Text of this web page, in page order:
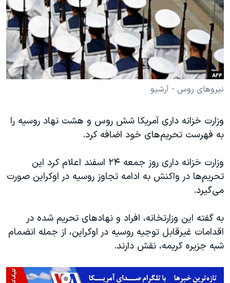
فرهنگ و زندگی
حقوق شهروندی
اقتصادی
علم و فناوری
اسرائیل در جنگ
آرشیو پخش زنده
مستندها
انتخابات ریاست جمهوری آمریکا ۲۰۲۴
حمله جمهوری اسلامی به اسرائیل
رمز مهسا
ورزش زنان در ایران
مجموعه مستندهای دادخواهی
تریبونال مردمی آبان ۹۸
دادگاه حمید نوری
چهل سال گروگان‌گیری
قانون شفافیت دارائی کادر رهبری ایران
اعتراضات مردمی آبان ۹۸
اسرائیل در جنگ
نرگس محمدی برنده جایزه نوبل صلح
همایش محافظه‌کاران آمریکا «سی‌پک»
دنبال کنید
زبانهای مختلف
نیروهای روس - آرشیو
وزارت خزانه داری آمریکا شش روس و هشت نهاد روسیه را
به فهرست تحریم‌های خود اضافه کرد.
وزارت خزانه داری روز جمعه ۲۴ اسفند اعلام کرد این
تحریم‌ها در واکنش به ادامه تجاوز روسیه در اوکراین صورت
می‌گیرد.
به گفته این وزارتخانه، افراد و نهادهای تحریم شده در
اقدامات غیرقابل توجیه روسیه در اوکراین، از جمله انضمام
شبه جزیره کریمه، نقش دارند.